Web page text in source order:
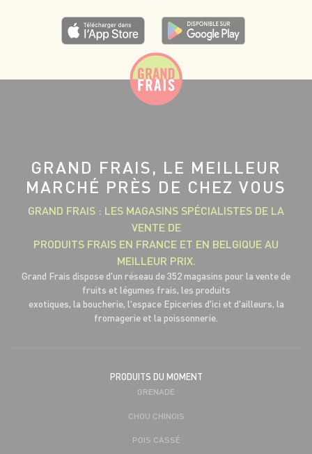
GRAND FRAIS, LE MEILLEUR
MARCHÉ PRÈS DE CHEZ VOUS
GRAND FRAIS : LES MAGASINS SPÉCIALISTES DE LA
VENTE DE
PRODUITS FRAIS EN FRANCE ET EN BELGIQUE AU
MEILLEUR PRIX.
Grand Frais dispose d'un réseau de 352 magasins pour la vente de
fruits et légumes frais, les produits
exotiques, la boucherie, l'espace Epiceries d'ici et d'ailleurs, la
fromagerie et la poissonnerie.
PRODUITS DU MOMENT
GRENADE
CHOU CHINOIS
POIS CASSÉ